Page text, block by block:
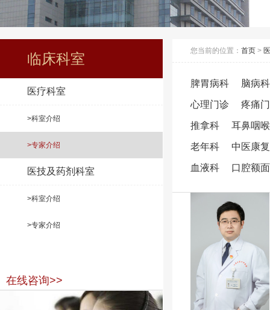
临床科室
医疗科室
>科室介绍
>专家介绍
医技及药剂科室
>科室介绍
>专家介绍
在线咨询>>
您当前的位置： 首页 >
脾胃病科 脑病科
心理门诊 疼痛
推拿科 耳鼻咽
老年科 中医康
血液科 口腔额